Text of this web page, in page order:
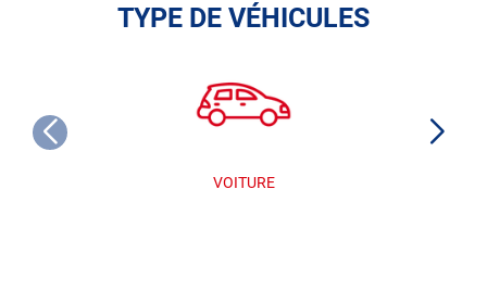
TYPE DE VÉHICULES
VOITURE